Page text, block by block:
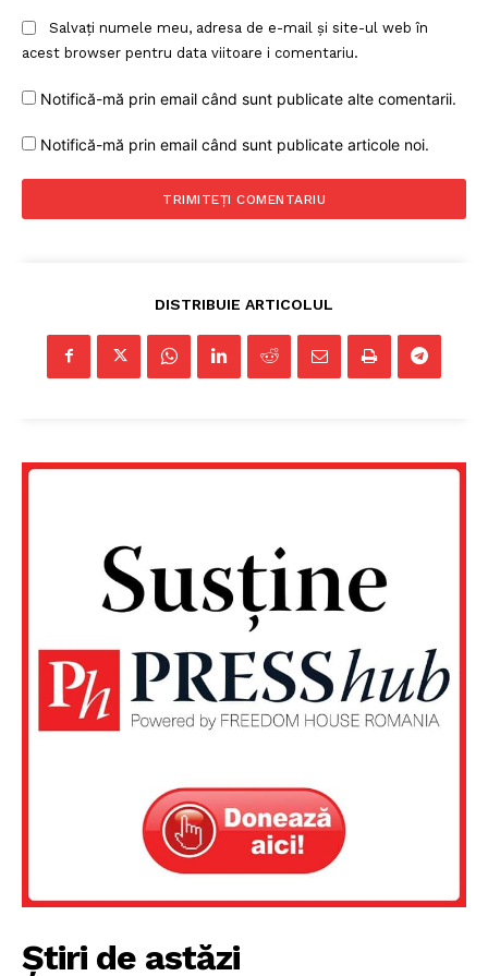
FREEDOM HOUSE ROMÂNIA
Salvați numele meu, adresa de e-mail și site-ul web în
acest browser pentru data viitoare i comentariu.
Notifică-mă prin email când sunt publicate alte comentarii.
Notifică-mă prin email când sunt publicate articole noi.
DISTRIBUIE ARTICOLUL
Știri de astăzi